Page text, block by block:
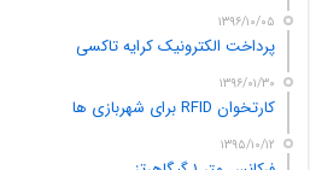
۱۳۹۶/۱۰/۰۵
پرداخت الکترونیک کرایه تاکسی
۱۳۹۶/۰۱/۳۰
کارتخوان RFID برای شهربازی ها
۱۳۹۵/۱۰/۱۲